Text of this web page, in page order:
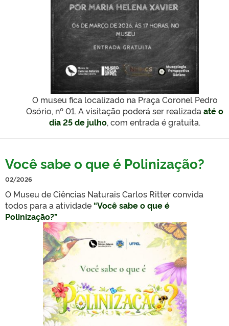
O museu fica localizado na Praça Coronel Pedro
Osório, nº 01. A visitação poderá ser realizada até o
dia 25 de julho, com entrada é gratuita.
Você sabe o que é Polinização?
02/2026
O Museu de Ciências Naturais Carlos Ritter convida
todos para a atividade“Você sabe o que é
Polinização?”